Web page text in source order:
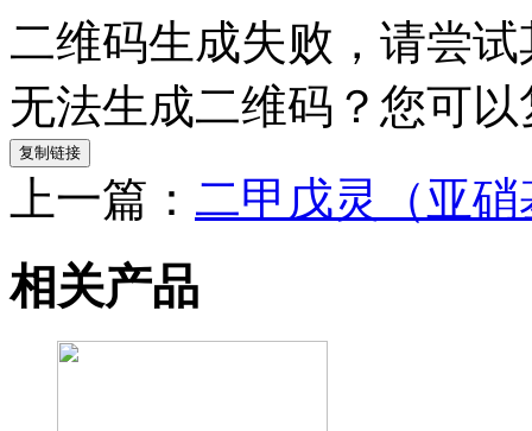
二维码生成失败，请尝
无法生成二维码？您可
复制链接
上一篇： 二甲戊灵（亚硝
相关产品